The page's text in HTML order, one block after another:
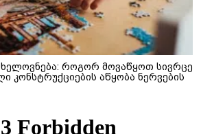
როგორ მოვაწყოთ სივრცე
კონსტრუქციების აწყობა ნერვების